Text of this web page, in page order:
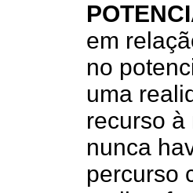
em
no
uma
recurso à
nunca
percurso